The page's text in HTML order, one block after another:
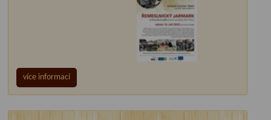
více informací